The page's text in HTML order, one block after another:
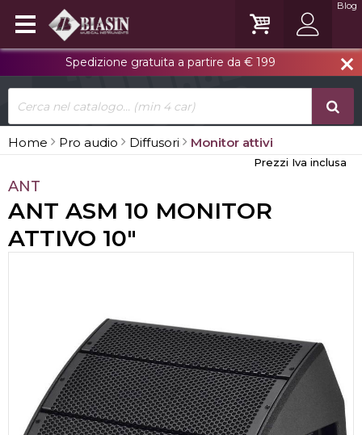
close
Spedizione gratuita a partire da € 199
Blog
Home Pro audio Diffusori Monitor attivi
Prezzi Iva inclusa
ANT
ANT ASM 10 MONITOR
ATTIVO 10"